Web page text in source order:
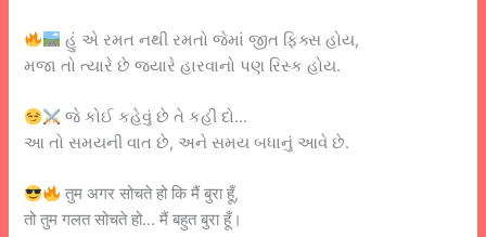
હું એ રમત નથી રમતો જેમાં જીત ફિક્સ હોય,
મજા તો ત્યારે છે જ્યારે હારવાનો પણ રિસ્ક હોય.
જે કોઈ કહેવું છે તે કહી દો…
આ તો સમયની વાત છે, અને સમય બધાનું આવે છે.
तुम अगर सोचते हो कि मैं बुरा हूँ,
तो तुम गलत सोचते हो… मैं बहुत बुरा हूँ।